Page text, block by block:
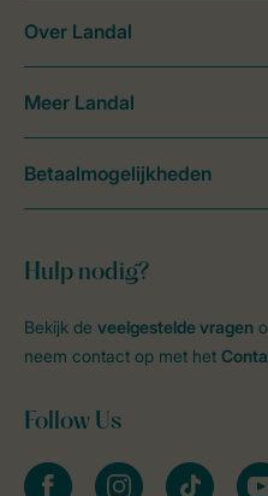
Hulp nodig?
Bekijk de veelgestelde vragen
neem contact op met het
Follow Us
facebookinstagramtiktok
Over Landal
Meer Landal
Betaalmogelijkheden